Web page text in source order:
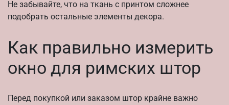
Не забывайте, что на ткань с принтом сложнее
подобрать остальные элементы декора.
Как правильно измерить
окно для римских штор
Перед покупкой или заказом штор крайне важно